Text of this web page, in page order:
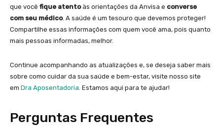
que você fique atentoàs orientações da Anvisa e converse
com seu médico. A saúde é um tesouro que devemos proteger!
Compartilhe essas informações com quem você ama, pois quanto
mais pessoas informadas, melhor.
Continue acompanhando as atualizações e, se deseja saber mais
sobre como cuidar da sua saúde e bem-estar, visite nosso site
em Dra Aposentadoria. Estamos aqui para te ajudar!
Perguntas Frequentes